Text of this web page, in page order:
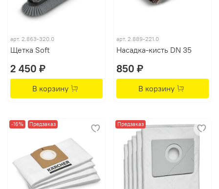
арт. 2.863-320.0
Щетка Soft
2 450 ₽
В корзину
арт. 2.889-221.0
Насадка-кисть DN 35
850 ₽
В корзину
-16% Предзаказ Предзаказ